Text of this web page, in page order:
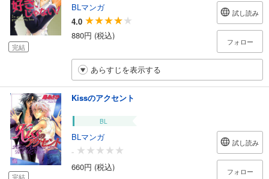
完結
BLマンガ
4.0
880円 (税込)
試し読み
フォロー
あらすじを表示する
完結
Kissのアクセント
BL
BLマンガ
-
660円 (税込)
試し読み
フォロー